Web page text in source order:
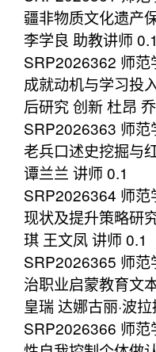
疆非物质文化遗产
李学良 助教讲师 0.1
SRP2026362 师范
成就动机与学习投
后研究 创新 杜昂
SRP2026363 师范
老兵口述史挖掘与
谭兰兰 讲师 0.1
SRP2026364 师范
现状及提升策略
琪 王文凤 讲师 0.1
SRP2026365 师范
治职业启蒙教育文
皇瑞 达娜古丽·波
SRP2026366 师范